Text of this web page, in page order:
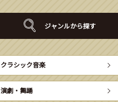
ジャンルから探す
クラシック音楽
演劇・舞踊